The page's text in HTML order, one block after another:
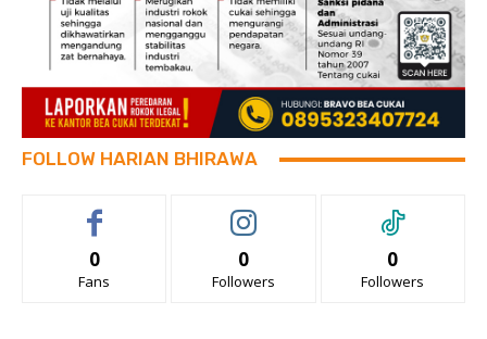
FOLLOW HARIAN BHIRAWA
0
Fans
0
Followers
0
Followers